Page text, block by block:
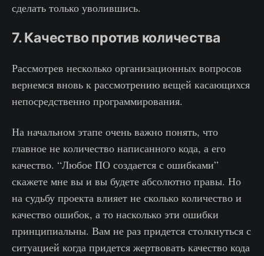
сделать только уволившись.
7. Качество против количества
Рассмотрев несколько организационных вопросов
вернемся вновь к рассмотрению вещей касающихся
непосредственно программирования.
На начальном этапе очень важно понять, что
главное не количество написанного кода, а его
качество. “Любое ПО создается с ошибками”
скажете мне вы и вы будете абсолютно правы. Но
на судьбу проекта влияет не сколько количество и
качество ошибок, а то насколько эти ошибки
принципиальны. Вам не раз придется столкнуться с
ситуацией когда придется жертвовать качество кода